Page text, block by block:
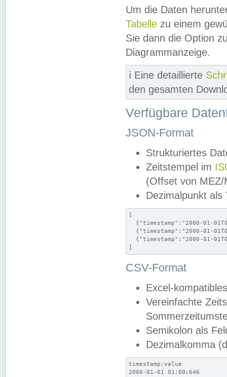
Um die Daten
Tabelle zu einem
Sie dann die Option
Diagrammanzeige.
ℹ️ Eine detaillierte
den gesamten
Verfügbare
JSON-Format
Strukturiertes
Zeitstempel im
(Offset von MEZ/
Dezimalpunkt als
[
{"timestamp":"2000-01-
{"timestamp":"2000-01-
{"timestamp":"2000-01-
]
CSV-Format
Excel-
Vereinfachte
Semikolon als
Dezimalkomma
timestamp;value
2000-01-01 01:00;646